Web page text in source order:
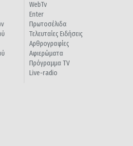
WebTv
Enter
Πρωτοσέλιδα
Τελευταίες Ειδήσεις
Αρθρογραφίες
Αφιερώματα
Πρόγραμμα TV
Live-radio